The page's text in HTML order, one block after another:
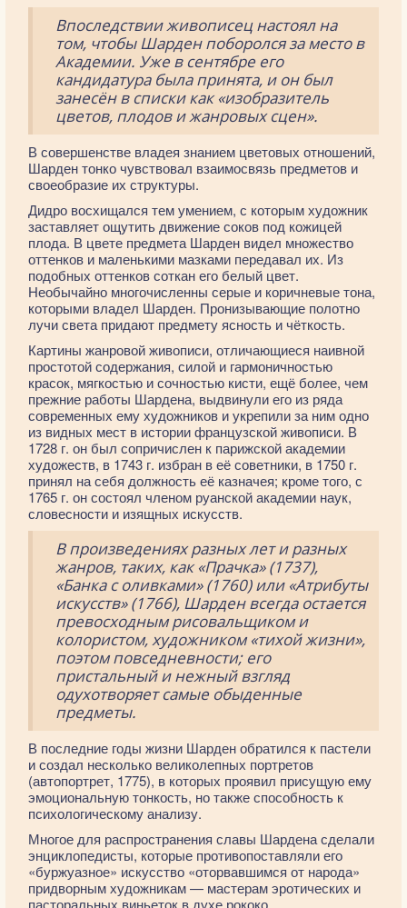
Впоследствии живописец настоял на
том, чтобы Шарден поборолся за место в
Академии. Уже в сентябре его
кандидатура была принята, и он был
занесён в списки как «изобразитель
цветов, плодов и жанровых сцен».
В совершенстве владея знанием цветовых отношений,
Шарден тонко чувствовал взаимосвязь предметов и
своеобразие их структуры.
Дидро восхищался тем умением, с которым художник
заставляет ощутить движение соков под кожицей
плода. В цвете предмета Шарден видел множество
оттенков и маленькими мазками передавал их. Из
подобных оттенков соткан его белый цвет.
Необычайно многочисленны серые и коричневые тона,
которыми владел Шарден. Пронизывающие полотно
лучи света придают предмету ясность и чёткость.
Картины жанровой живописи, отличающиеся наивной
простотой содержания, силой и гармоничностью
красок, мягкостью и сочностью кисти, ещё более, чем
прежние работы Шардена, выдвинули его из ряда
современных ему художников и укрепили за ним одно
из видных мест в истории французской живописи. В
1728 г. он был сопричислен к парижской академии
художеств, в 1743 г. избран в её советники, в 1750 г.
принял на себя должность её казначея; кроме того, с
1765 г. он состоял членом руанской академии наук,
словесности и изящных искусств.
В произведениях разных лет и разных
жанров, таких, как «Прачка» (1737),
«Банка с оливками» (1760) или «Атрибуты
искусств» (1766), Шарден всегда остается
превосходным рисовальщиком и
колористом, художником «тихой жизни»,
поэтом повседневности; его
пристальный и нежный взгляд
одухотворяет самые обыденные
предметы.
В последние годы жизни Шарден обратился к пастели
и создал несколько великолепных портретов
(автопортрет, 1775), в которых проявил присущую ему
эмоциональную тонкость, но также способность к
психологическому анализу.
Многое для распространения славы Шардена сделали
энциклопедисты, которые противопоставляли его
«буржуазное» искусство «оторвавшимся от народа»
придворным художникам — мастерам эротических и
пасторальных виньеток в духе рококо.